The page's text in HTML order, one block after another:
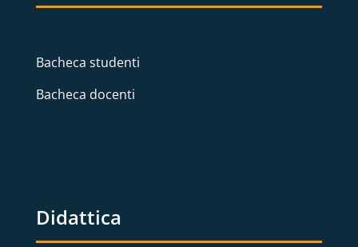
Bacheca studenti
Bacheca docenti
Didattica